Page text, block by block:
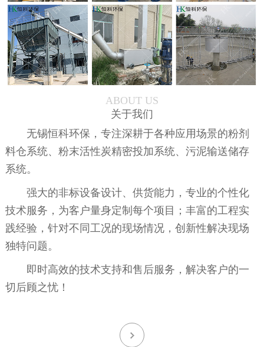
ABOUT US
关于我们
无锡恒科环保，专注深耕于各种应用场景的粉剂
料仓系统、粉末活性炭精密投加系统、污泥输送储存
系统。
强大的非标设备设计、供货能力，专业的个性化
技术服务，为客户量身定制每个项目；丰富的工程实
践经验，针对不同工况的现场情况，创新性解决现场
独特问题。
即时高效的技术支持和售后服务，解决客户的一
切后顾之忧！